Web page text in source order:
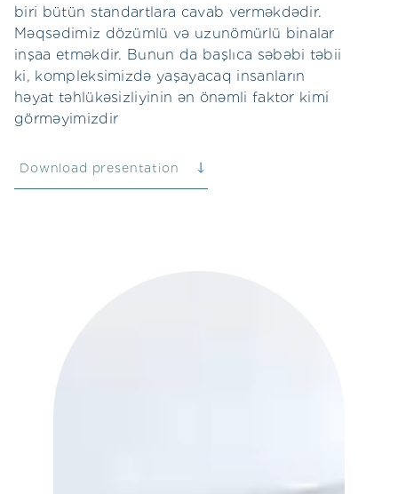
biri bütün standartlara cavab verməkdədir.
Məqsədimiz dözümlü və uzunömürlü binalar
inşaa etməkdir. Bunun da başlıca səbəbi təbii
ki, kompleksimizdə yaşayacaq insanların
həyat təhlükəsizliyinin ən önəmli faktor kimi
görməyimizdir
Download presentation